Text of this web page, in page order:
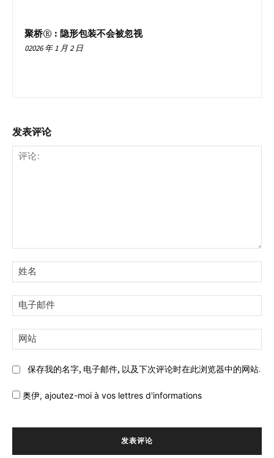
聚桥® : 隐形包装不会被忽视
02026 年 1 月 2 日
发表评论
论:
名
子
邮
站:
保存我的名字, 电子邮件, 以及下次评论时在此浏览器中的网站.
奥伊, ajoutez-moi à vos lettres d'informations